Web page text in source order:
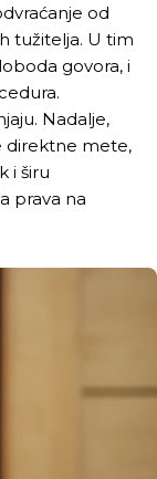
od
tužitelja. U tim
govora, i
Nadalje,
direktne mete,
i širu
prava na